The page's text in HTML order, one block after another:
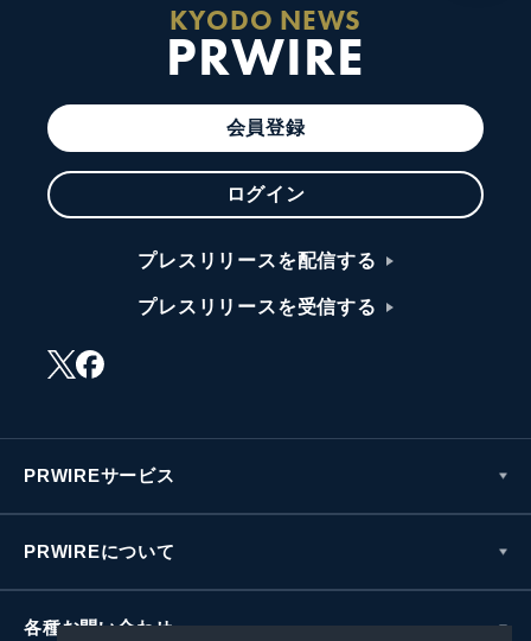
KYODO NEWS
PRWIRE
会員登録
ログイン
プレスリリースを配信する
プレスリリースを受信する
PRWIREサービス
PRWIREについて
各種お問い合わせ